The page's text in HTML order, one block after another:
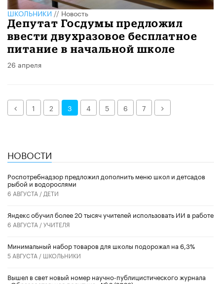
ШКОЛЬНИКИ//Новость
Депутат Госдумы предложил
ввести двухразовое бесплатное
питание в начальной школе
26 апреля
Назад1 2 3 4 5 6 7 Далее
НОВОСТИ
Роспотребнадзор предложил дополнить меню школ и детсадов
рыбой и водорослями
6 АВГУСТА / ДЕТИ
​Яндекс обучил более 20 тысяч учителей использовать ИИ в работе
6 АВГУСТА /УЧИТЕЛЯ
Минимальный набор товаров для школы подорожал на 6,3%
5 АВГУСТА / ШКОЛЬНИКИ
Вышел в свет новый номер научно-публицистического журнала